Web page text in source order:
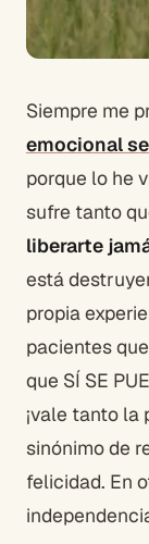
Siempre me
emocional
porque lo he
sufre tanto
liberarte
está
propia
pacientes
que SÍ SE
¡vale tanto la
sinónimo de
felicidad. En